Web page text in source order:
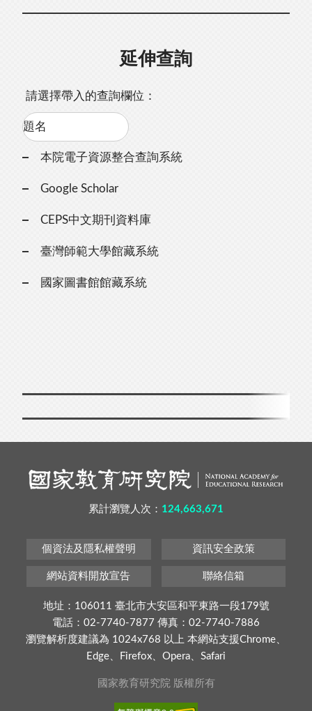
延伸查詢
請選擇帶入的查詢欄位：
本院電子資源整合查詢系統
Google Scholar
CEPS中文期刊資料庫
臺灣師範大學館藏系統
國家圖書館館藏系統
累計瀏覽人次： 124,663,671
個資法及隱私權聲明 資訊安全政策
網站資料開放宣告 聯絡信箱
地址：106011 臺北市大安區和平東路一段179號
電話：02-7740-7877 傳真：02-7740-7886
瀏覽解析度建議為 1024x768 以上 本網站支援Chrome、
Edge、Firefox、Opera、Safari
國家教育研究院 版權所有